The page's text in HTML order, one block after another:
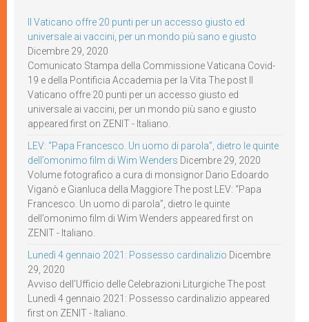
Il Vaticano offre 20 punti per un accesso giusto ed
universale ai vaccini, per un mondo più sano e giusto
Dicembre 29, 2020
Comunicato Stampa della Commissione Vaticana Covid-
19 e della Pontificia Accademia per la Vita The post Il
Vaticano offre 20 punti per un accesso giusto ed
universale ai vaccini, per un mondo più sano e giusto
appeared first on ZENIT - Italiano.
LEV: “Papa Francesco. Un uomo di parola”, dietro le quinte
dell’omonimo film di Wim Wenders Dicembre 29, 2020
Volume fotografico a cura di monsignor Dario Edoardo
Viganò e Gianluca della Maggiore The post LEV: “Papa
Francesco. Un uomo di parola”, dietro le quinte
dell’omonimo film di Wim Wenders appeared first on
ZENIT - Italiano.
Lunedì 4 gennaio 2021: Possesso cardinalizio Dicembre
29, 2020
Avviso dell’Ufficio delle Celebrazioni Liturgiche The post
Lunedì 4 gennaio 2021: Possesso cardinalizio appeared
first on ZENIT - Italiano.